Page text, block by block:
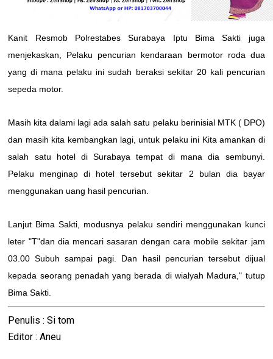
Kanit Resmob Polrestabes Surabaya Iptu Bima Sakti juga
menjekaskan, Pelaku pencurian kendaraan bermotor roda dua
yang di mana pelaku ini sudah beraksi sekitar 20 kali pencurian
sepeda motor.
Masih kita dalami lagi ada salah satu pelaku berinisial MTK ( DPO)
dan masih kita kembangkan lagi, untuk pelaku ini Kita amankan di
salah satu hotel di Surabaya tempat di mana dia sembunyi.
Pelaku menginap di hotel tersebut sekitar 2 bulan dia bayar
menggunakan uang hasil pencurian.
Lanjut Bima Sakti, modusnya pelaku sendiri menggunakan kunci
leter "T"dan dia mencari sasaran dengan cara mobile sekitar jam
03.00 Subuh sampai pagi. Dan hasil pencurian tersebut dijual
kepada seorang penadah yang berada di wialyah Madura," tutup
Bima Sakti.
Penulis : Si tom
Editor : Aneu